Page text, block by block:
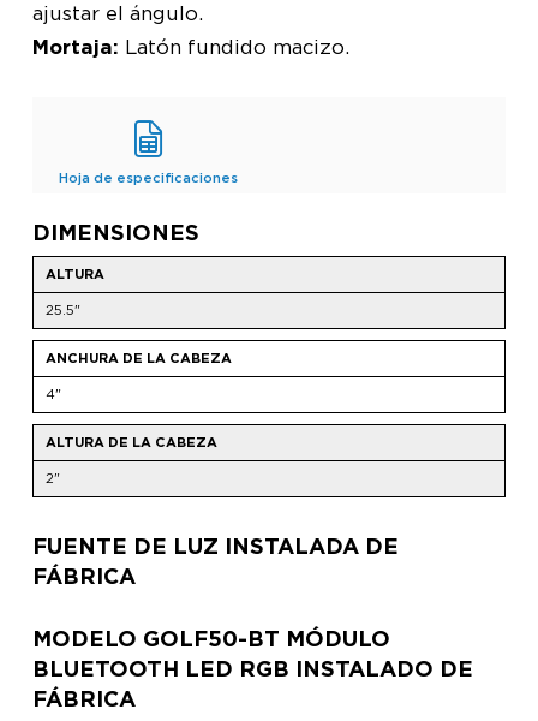
ajustar el ángulo.
Mortaja: Latón fundido macizo.
Hoja de especificaciones
DIMENSIONES
ALTURA
25.5"
ANCHURA DE LA CABEZA
4"
ALTURA DE LA CABEZA
2"
FUENTE DE LUZ INSTALADA DE
FÁBRICA
MODELO GOLF50-BT MÓDULO
BLUETOOTH LED RGB INSTALADO DE
FÁBRICA